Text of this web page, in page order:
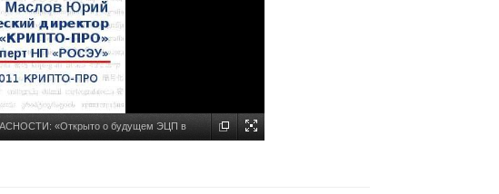
«Открыто о будущем ЭЦП в